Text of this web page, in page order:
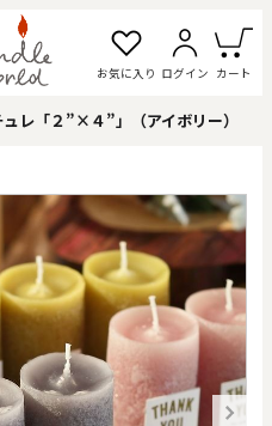
お気に入り ログイン カート
カートを見る
ュレ「２”×４”」（アイボリー）